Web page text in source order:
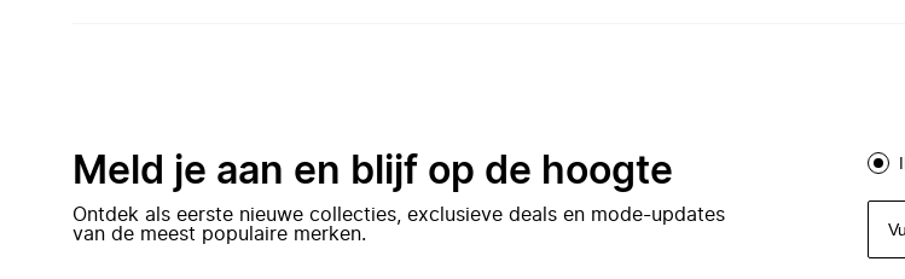
Meld je aan en blijf op de hoogte
Ontdek als eerste nieuwe collecties, exclusieve deals en mode-updates
van de meest populaire merken.